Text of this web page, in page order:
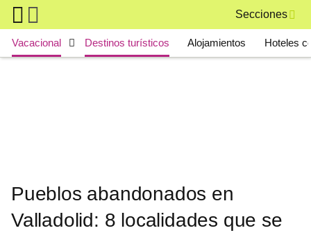
Skip to main content
Secciones
Main navigation
Vacacional Destinos turísticos Alojamientos Hoteles
Pueblos abandonados en
Valladolid: 8 localidades que se